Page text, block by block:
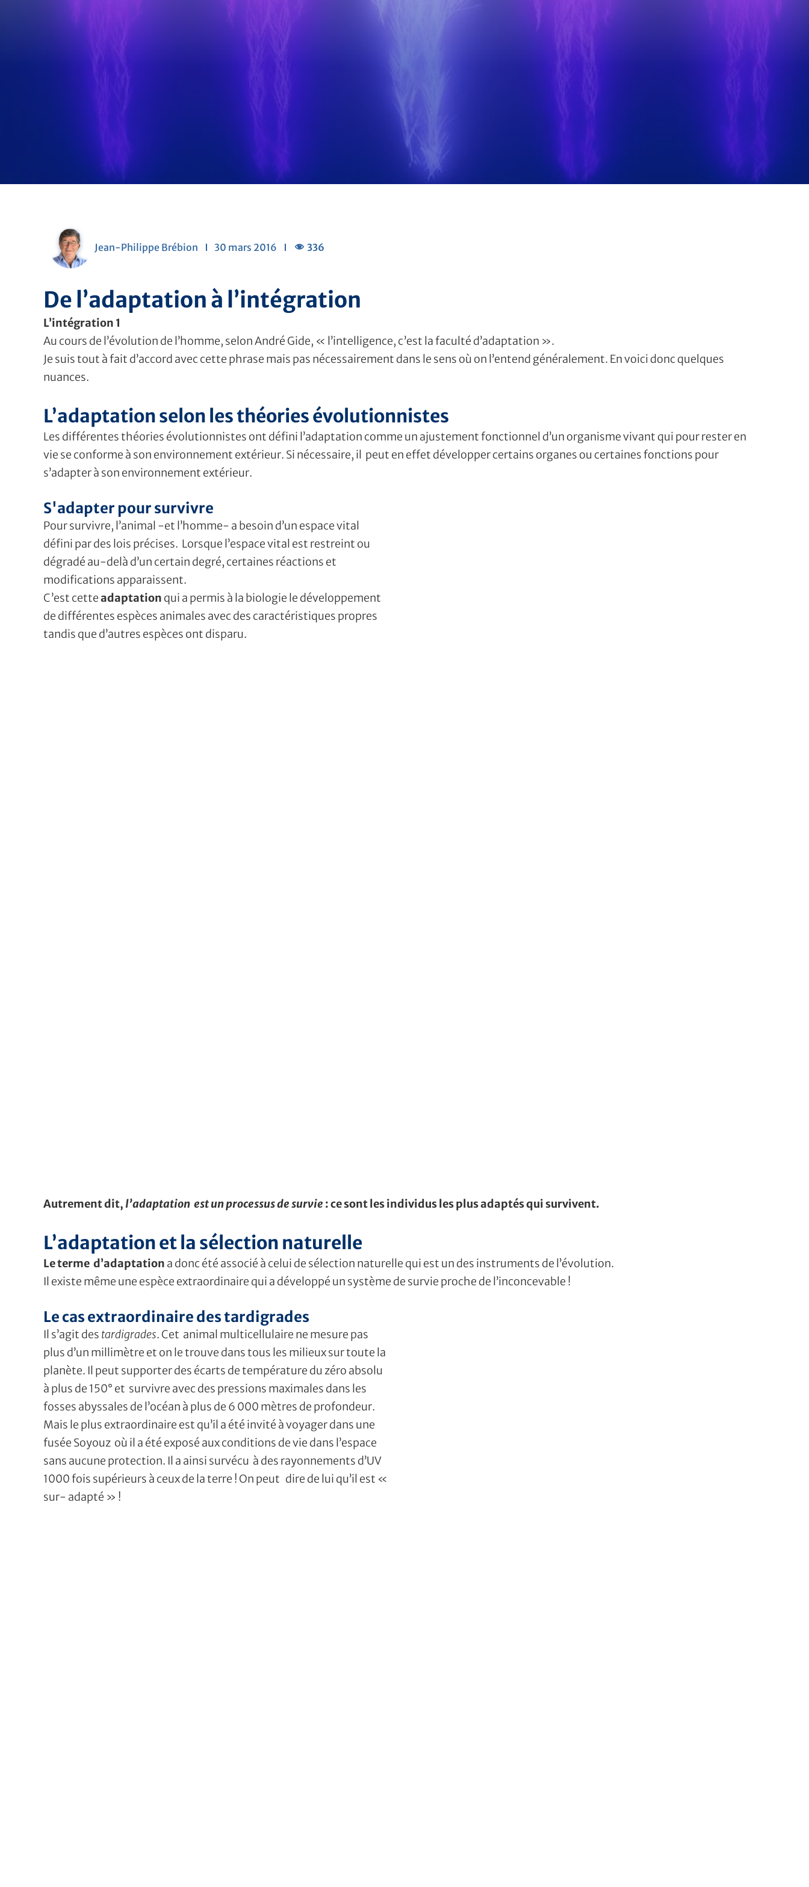
Jean-Philippe Brébion 30 mars 2016 336
De l’adaptation à l’intégration
L’intégration 1
Au cours de l’évolution de l’homme, selon André Gide, « l’intelligence, c’est la faculté d’adaptation ».
Je suis tout à fait d’accord avec cette phrase mais pas nécessairement dans le sens où on l’entend généralement. En voici donc quelques
nuances.
L’adaptation selon les théories évolutionnistes
Les différentes théories évolutionnistes ont défini l’adaptation comme un ajustement fonctionnel d’un organisme vivant qui pour rester en
vie se conforme à son environnement extérieur. Si nécessaire, il peut en effet développer certains organes ou certaines fonctions pour
s’adapter à son environnement extérieur.
S'adapter pour survivre
Pour survivre, l’animal -et l’homme- a besoin d’un espace vital
défini par des lois précises. Lorsque l’espace vital est restreint ou
dégradé au-delà d’un certain degré, certaines réactions et
modifications apparaissent.
C’est cetteadaptation qui a permis à la biologie le développement
de différentes espèces animales avec des caractéristiques propres
tandis que d’autres espèces ont disparu.
Autrement dit, l’adaptation est un processus de survie :ce sont les individus les plus adaptés qui survivent.
L’adaptation et la sélection naturelle
Le terme d’adaptation a donc été associé à celui de sélection naturelle qui est un des instruments de l’évolution.
Il existe même une espèce extraordinaire qui a développé un système de survie proche de l’inconcevable !
Le cas extraordinaire des tardigrades
Il s’agit des tardigrades. Cet animal multicellulaire ne mesure pas
plus d’un millimètre et on le trouve dans tous les milieux sur toute la
planète. Il peut supporter des écarts de température du zéro absolu
à plus de 150° et survivre avec des pressions maximales dans les
fosses abyssales de l’océan à plus de 6 000 mètres de profondeur.
Mais le plus extraordinaire est qu’il a été invité à voyager dans une
fusée Soyouz où il a été exposé aux conditions de vie dans l’espace
sans aucune protection. Il a ainsi survécu à des rayonnements d’UV
1000 fois supérieurs à ceux de la terre ! On peut dire de lui qu’il est «
sur- adapté » !